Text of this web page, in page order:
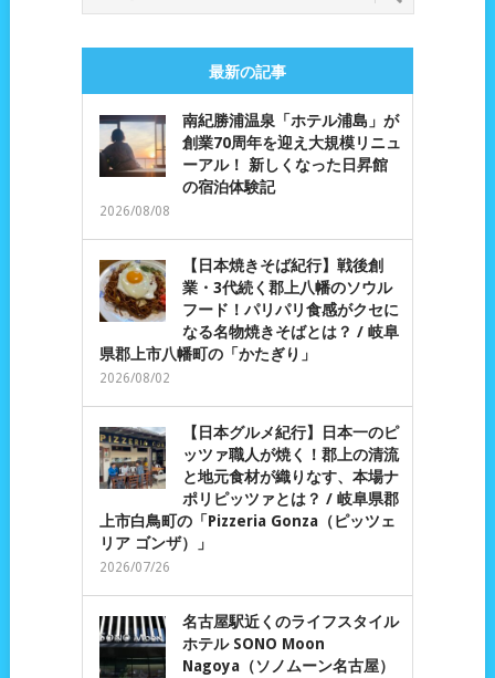
最新の記事
南紀勝浦温泉「ホテル浦島」が
創業70周年を迎え大規模リニュ
ーアル！ 新しくなった日昇館
の宿泊体験記
2026/08/08
【日本焼きそば紀行】戦後創
業・3代続く郡上八幡のソウル
フード！パリパリ食感がクセに
なる名物焼きそばとは？ / 岐阜
県郡上市八幡町の「かたぎり」
2026/08/02
【日本グルメ紀行】日本一のピ
ッツァ職人が焼く！郡上の清流
と地元食材が織りなす、本場ナ
ポリピッツァとは？ / 岐阜県郡
上市白鳥町の「Pizzeria Gonza（ピッツェ
リア ゴンザ）」
2026/07/26
名古屋駅近くのライフスタイル
ホテル SONO Moon
Nagoya（ソノムーン名古屋）